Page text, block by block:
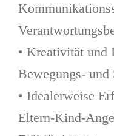
• Kreativität und
Bewegungs- und
• Idealerweise
Eltern-Kind-